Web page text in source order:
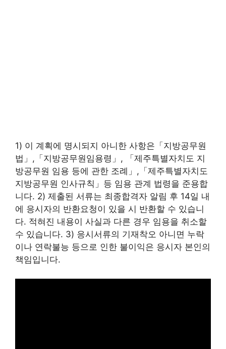
1) 이 계획에 명시되지 아니한 사항은「지방공무원
법」,「지방공무원임용령」, 「제주특별자치도 지
방공무원 임용 등에 관한 조례」,「제주특별자치도
지방공무원 인사규칙」등 임용 관계 법령을 준용합
니다. 2) 제출된 서류는 최종합격자 알림 후 14일 내
에 응시자의 반환요청이 있을 시 반환할 수 있습니
다. 적혀진 내용이 사실과 다른 경우 임용을 취소할
수 있습니다. 3) 응시서류의 기재착오 아니면 누락
이나 연락불능 등으로 인한 불이익은 응시자 본인의
책임입니다.